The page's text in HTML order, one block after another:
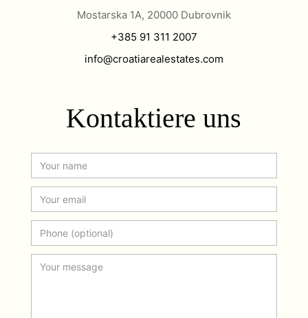
Mostarska 1A, 20000 Dubrovnik
+385 91 311 2007
info@croatiarealestates.com
Kontaktiere uns